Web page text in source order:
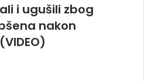
i ugušili zbog
nakon